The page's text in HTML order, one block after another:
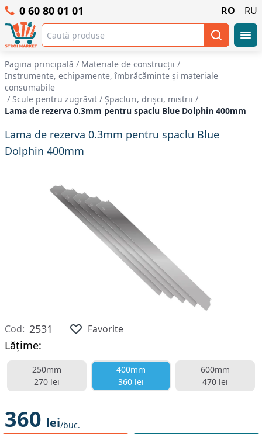
0 60 80 01 01 RO RU
Pagina principală / Materiale de construcții /
Instrumente, echipamente, îmbrăcăminte și materiale
consumabile
/ Scule pentru zugrăvit / Șpacluri, drișci, mistrii /
Lama de rezerva 0.3mm pentru spaclu Blue Dolphin 400mm
Lama de rezerva 0.3mm pentru spaclu Blue
Dolphin 400mm
Cod: 2531 Favorite
Lățime:
250mm
270 lei
400mm
360 lei
600mm
470 lei
360 lei/buc.